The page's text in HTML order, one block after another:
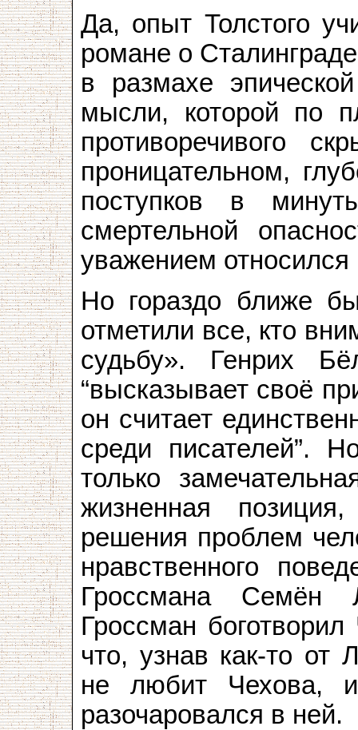
Да, опыт Толстого
романе о
в размахе
мысли, которой по
противоречивого
проницательном,
поступков в
смертельной
уважением относился
Но гораздо ближе
отметили все, кто
судьбу». Генрих
“высказывает своё
он считает
среди писателей”.
только
жизненная позиция,
решения проблем
нравственного
Гроссмана Семён
Гроссман
что, узнав как-то от
не любит Чехова,
разочаровался в ней.